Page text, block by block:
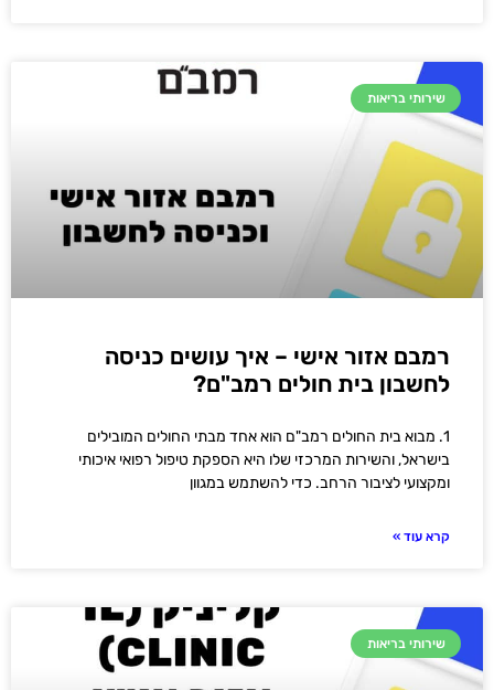
שירותי בריאות
רמבם אזור אישי – איך עושים כניסה
לחשבון בית חולים רמב"ם?
1. מבוא בית החולים רמב"ם הוא אחד מבתי החולים המובילים
בישראל, והשירות המרכזי שלו היא הספקת טיפול רפואי איכותי
ומקצועי לציבור הרחב. כדי להשתמש במגוון
קרא עוד »
שירותי בריאות